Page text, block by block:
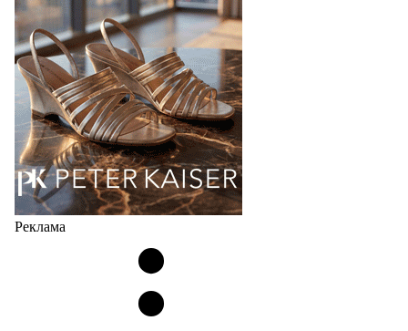
дизайнерском исполнении, отличается надёжностью
и высоким качеством…
05.08.2026 497
Реклама